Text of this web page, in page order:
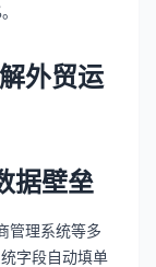
外贸运
据壁垒
管理系统等多
字段自动填单